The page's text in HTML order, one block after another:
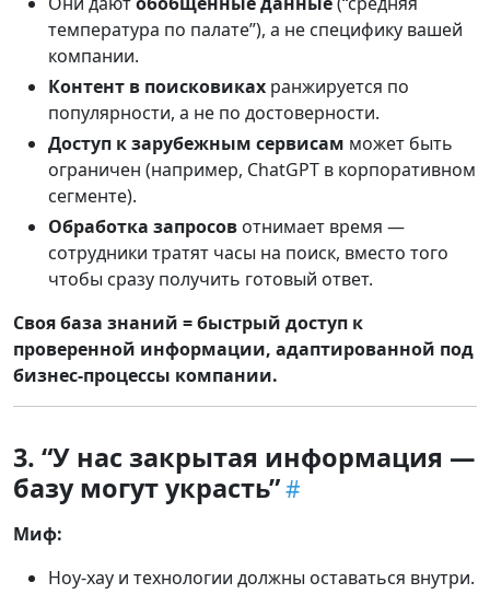
температура по палате”), а не специфику вашей
компании.
Контент в поисковиках ранжируется по
популярности, а не по достоверности.
Доступ к зарубежным сервисам может быть
ограничен (например, ChatGPT в корпоративном
сегменте).
Обработка запросов отнимает время —
сотрудники тратят часы на поиск, вместо того
чтобы сразу получить готовый ответ.
Своя база знаний = быстрый доступ к
проверенной информации, адаптированной под
бизнес-процессы компании.
3. “У нас закрытая информация —
базу могут украсть”
Миф:
Ноу-хау и технологии должны оставаться внутри.